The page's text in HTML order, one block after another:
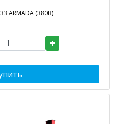
ARMADA (380В)